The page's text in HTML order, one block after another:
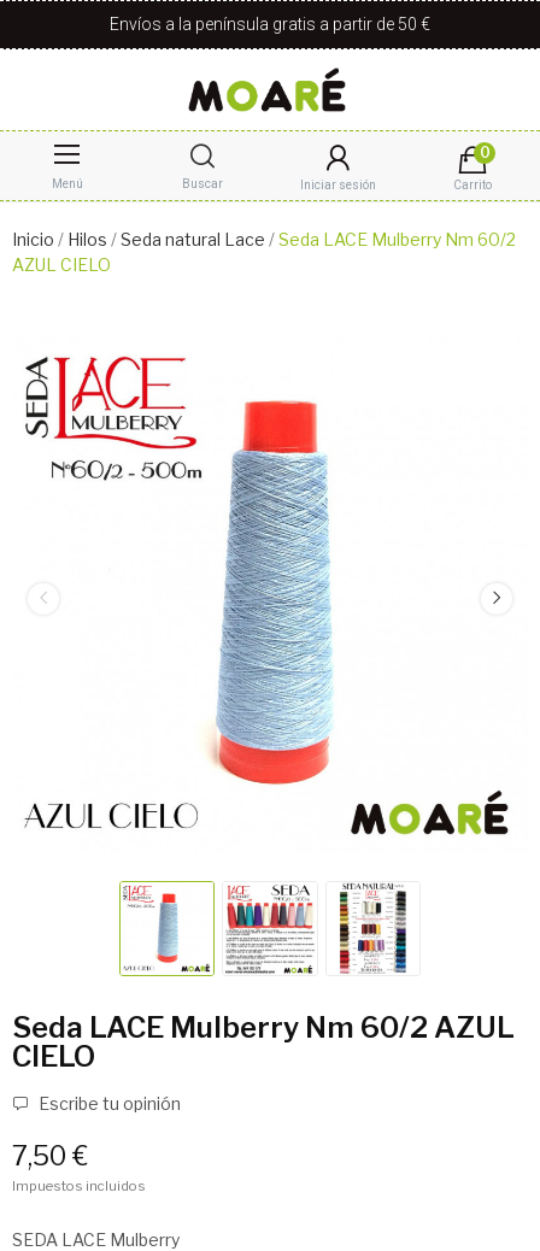
Envíos a la península gratis a partir de 50 €
Menú Buscar Iniciar sesión
0
Carrito
Inicio Hilos Seda natural Lace
Seda LACE Mulberry Nm 60/2
AZUL CIELO
Seda LACE Mulberry Nm 60/2 AZUL
CIELO
Escribe tu opinión
7,50 €
Impuestos incluidos
SEDA LACE Mulberry